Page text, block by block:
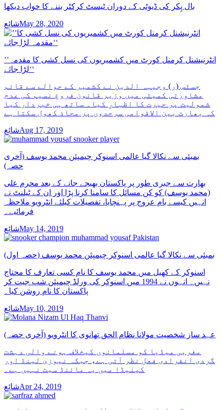
بال پِکر کی ڈیوٹی کے دوران ٹیسٹ کرکٹر بننے کا خواب دیکھا
شائعMay 28, 2020
’’انٹرنیشنل کرمنل کورٹ میں کشمیریوں کی نسل کشی کا مقدمہ
لڑا جائے‘‘
جسٹس (ر) وجیہہ الدین نے کشمیر کے حوالے سے قائم
مشاورتی کمیٹی میں وزیر قانون فروغ نسیم کی عدم
شمولیت پر حیرت کا اظہارِ کیا۔ ساتھ ہی خبردار کیا
کہ بھارت بین الاقوامی سرحدوں پر محاذ کھول سکتا ہے
شائعAug 17, 2019
بمبئی سے نکالا گیا عالمی اسنوکر چیمپئن محمد یوسف (آخری
حصہ)
بھارت سے جبری طور پر پاکستان بھیجے جانے کے بعد محرم علی
(محمد یوسف) کو کن مسائل کا سامنا کرنا پڑا اور ان کے ٹیلنٹ نے
انہیں کیسے بام عروج پر پہنچایا، تفصیلات کیلئے انٹرویو ملاحظہ
فرمائیے۔
شائعMay 14, 2019
بمبئی سے نکالا گیا عالمی اسنوکر چیمپئن محمد یوسف (حصہ اول)
اسنوکر کے کھیل میں محمد یوسف کا نام کسی تعارف کا محتاج
نہیں۔ انہوں نے 1994 میں اسنوکر کی ورلڈ چیمپئن شپ جیت کر
پاکستان کا نام روشن کیا۔
شائعMay 10, 2019
عہد ساز شخصیت مولانا نظام الحق تھانوی کا انٹرویو (آخری حصہ)
مغربی میڈیا کو مسلمانوں کیخلاف ہونے والی دہشت
گردی انفرادی فعل نظر آتی ہے، جبکہ نیوزی لینڈ اور
کینیڈا میں یہ مائنڈ سیٹ نہیں ہے۔
شائعApr 24, 2019